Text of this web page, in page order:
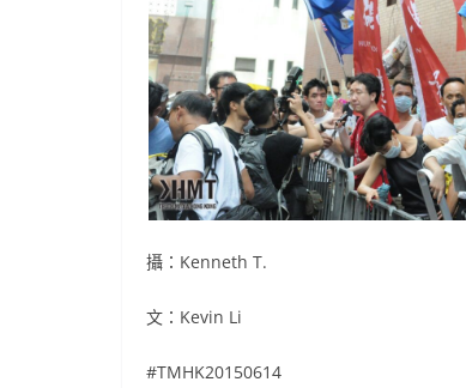
攝：Kenneth T.
文：Kevin Li
#TMHK20150614